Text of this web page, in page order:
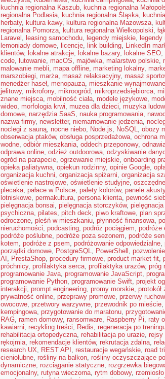
kuchnia regionalna Kaszub, kuchnia regionalna
regionalna Podlasia, kuchnia regionalna Śląska,
herbaty, kultura kawy, kultura regionalna Mazowsza,
regionalna Pomorza, kultura regionalna Wielkopolski,
Laravel , leasing samochodu, legendy miejskie, legendy
lemoniady domowe, licencje, link building, LinkedIn
klientów, lokalne atrakcje, lokalne bazary, lokalne SEO,
code, lutowanie, macOS, majówka, malarstwo polskie,
malowanie mebli, mapa offline, marketing lokalny,
marszobiegi, marża, masaż relaksacyjny, masaż
menedżer haseł, menopauza, mieszkanie wynajmowane
jelitowy, mikrofony, mikroogród, mikroprzedsiębiorca,
znane miejsca, mobilność ciała, modele językowe,
wideo, morfologia krwi, muzea dla dzieci, muzyka
domowe, narzędzia SaaS, nauka programowania,
nazwa firmy, newsletter, niemarnowanie jedzenia,
noclegi z sauną, nocne niebo, Node.js, NoSQL, obozy
obserwacja ptaków, obsługa posprzedażowa, ochrona
wodne, odbiór mieszkania, oddech przeponowy,
odprawa online, odzież outdoorowa, odzyskiwanie
ogród na parapecie, ogrzewanie miejskie, onboarding
opieka paliatywna, opiekun rodzinny, opinie Google,
organizacja kuchni, organizacja spiżarni, organizacja
oświetlenie nastrojowe, oświetlenie studyjne,
plecaka, pałace w Polsce, palety kolorów, panele
lotniskowe, permakultura, persona klienta, pewność
pielęgnacja bonsai, pielęgnacja storczyków,
psychiczna, pilates, pitch deck, piwo kraftowe, plan
odroczone, pleśń w mieszkaniu, płynność finansowa,
nieruchomości, podcasting, podróż pociągiem, podróże
podróże poślubne, podróże poza sezonem, podróże
kotem, podróże z psem, podróżowanie odpowiedzialne,
porządki domowe, PostgreSQL, PowerShell ,
AI , PrestaShop, procedury firmowe, product market fit,
próchnicy, profilaktyka serca, profilaktyka urazów, próg
programowanie Java, programowanie JavaScript,
programowanie Python, programowanie Swift, projekt
interakcji, prompt engineering, promy morskie, protokół
prywatność online, przeprawy promowe, przerwy
owocowe, przetwory warzywne, przewodnik po mieście,
kempingowa, przygotowanie do maratonu,
RAG, ramen domowy, ransomware, Raspberry Pi, raty
kawiarni, recykling treści, Redis, regeneracja po
rehabilitacja ortopedyczna, rehabilitacja po urazie, rejsy
rękojmia, rekomendacje klientów, rekrutacja zdalna,
research UX, REST API , restauracje wegańskie, road
cieniolubne, rośliny na balkon, rośliny oczyszczające
dynamiczne, rozciąganie statyczne, rozgrzewka
emocjonalny, rutyna wieczorna, rytm dobowy,